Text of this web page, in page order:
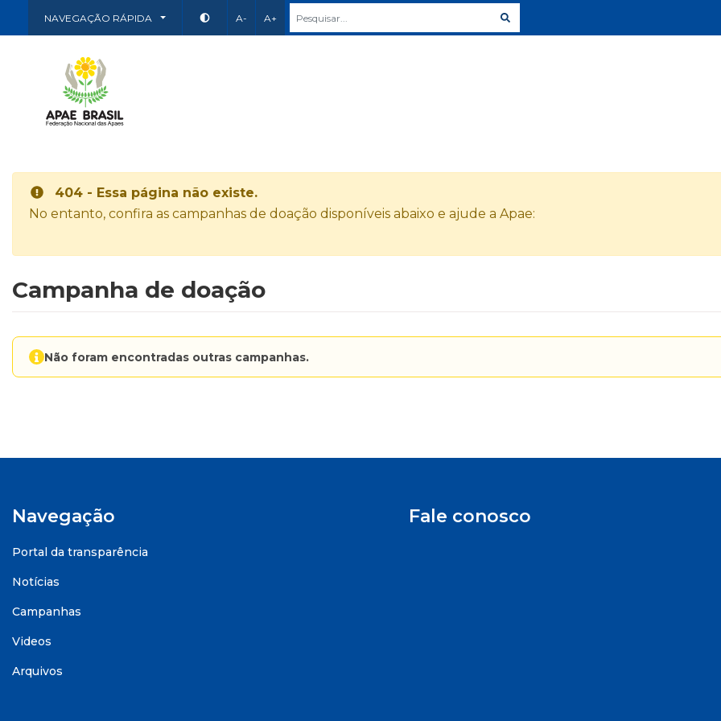
NAVEGAÇÃO RÁPIDA A- A+
404 - Essa página não existe.
No entanto, confira as campanhas de doação disponíveis abaixo e ajude a Apae:
Campanha de doação
Não foram encontradas outras campanhas.
Navegação
Portal da transparência
Notícias
Campanhas
Videos
Arquivos
Fale conosco